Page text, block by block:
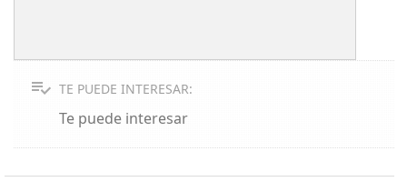
TE PUEDE INTERESAR:
Te puede interesar